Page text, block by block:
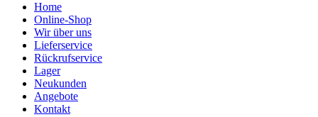
Home
Online-Shop
Wir über uns
Lieferservice
Rückrufservice
Lager
Neukunden
Angebote
Kontakt